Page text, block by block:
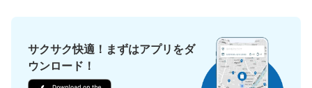
このコインロッカーの位置を見る
サクサク快適！まずはアプリをダ
ウンロード！